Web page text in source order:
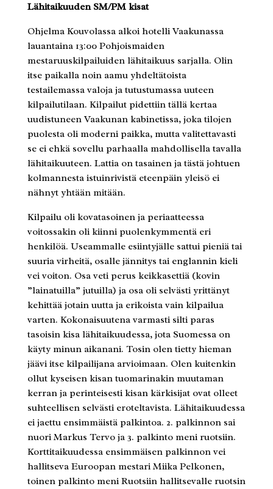
Lähitaikuuden SM/PM kisat
Ohjelma Kouvolassa alkoi hotelli Vaakunassa
lauantaina 13:00 Pohjoismaiden
mestaruuskilpailuiden lähitaikuus sarjalla. Olin
itse paikalla noin aamu yhdeltätoista
testailemassa valoja ja tutustumassa uuteen
kilpailutilaan. Kilpailut pidettiin tällä kertaa
uudistuneen Vaakunan kabinetissa, joka tilojen
puolesta oli moderni paikka, mutta valitettavasti
se ei ehkä sovellu parhaalla mahdollisella tavalla
lähitaikuuteen. Lattia on tasainen ja tästä johtuen
kolmannesta istuinrivistä eteenpäin yleisö ei
nähnyt yhtään mitään.
Kilpailu oli kovatasoinen ja periaatteessa
voitossakin oli kiinni puolenkymmentä eri
henkilöä. Useammalle esiintyjälle sattui pieniä tai
suuria virheitä, osalle jännitys tai englannin kieli
vei voiton. Osa veti perus keikkasettiä (kovin
”lainatuilla” jutuilla) ja osa oli selvästi yrittänyt
kehittää jotain uutta ja erikoista vain kilpailua
varten. Kokonaisuutena varmasti silti paras
tasoisin kisa lähitaikuudessa, jota Suomessa on
käyty minun aikanani. Tosin olen tietty hieman
jäävi itse kilpailijana arvioimaan. Olen kuitenkin
ollut kyseisen kisan tuomarinakin muutaman
kerran ja perinteisesti kisan kärkisijat ovat olleet
suhteellisen selvästi eroteltavista. Lähitaikuudessa
ei jaettu ensimmäistä palkintoa. 2. palkinnon sai
nuori Markus Tervo ja 3. palkinto meni ruotsiin.
Korttitaikuudessa ensimmäisen palkinnon vei
hallitseva Euroopan mestari Miika Pelkonen,
toinen palkinto meni Ruotsiin hallitsevalle ruotsin